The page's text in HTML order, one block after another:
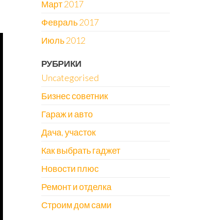
Март 2017
Февраль 2017
Июль 2012
РУБРИКИ
Uncategorised
Бизнес советник
Гараж и авто
Дача, участок
Как выбрать гаджет
Новости плюс
Ремонт и отделка
Строим дом сами